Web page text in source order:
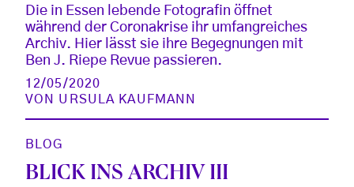
Die in Essen lebende Fotografin öffnet
während der Coronakrise ihr umfangreiches
Archiv. Hier lässt sie ihre Begegnungen mit
Ben J. Riepe Revue passieren.
12/05/2020
VON URSULA KAUFMANN
BLOG
BLICK INS ARCHIV III